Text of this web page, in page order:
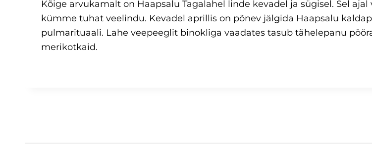
Kõige arvukamalt on Haapsalu Tagalahel linde kevadel ja sügisel. Sel
kümme tuhat veelindu. Kevadel aprillis on põnev jälgida Haapsalu
pulmarituaali. Lahe veepeeglit binokliga vaadates tasub tähelepanu
merikotkaid.